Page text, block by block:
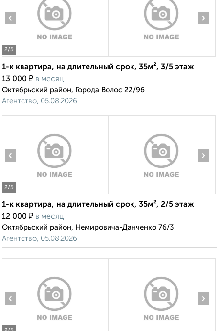
2/5
‹ ›
1-к квартира, на длительный срок, 35м², 3/5 этаж
13 000 ₽ в месяц
Октябрьский район, Города Волос 22/96
Агентство, 05.08.2026
2/5
‹ ›
1-к квартира, на длительный срок, 35м², 2/5 этаж
12 000 ₽ в месяц
Октябрьский район, Немировича-Данченко 76/3
Агентство, 05.08.2026
‹ ›